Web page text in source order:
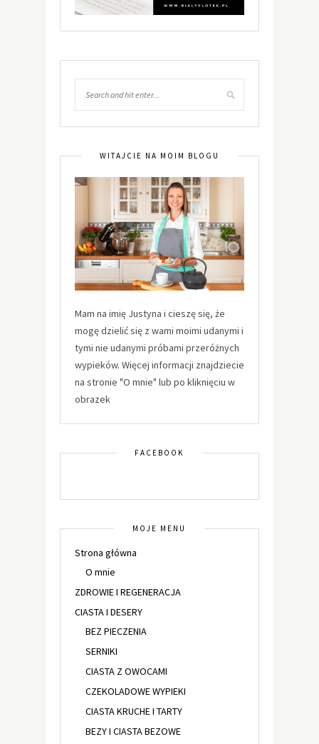
WITAJCIE NA MOIM BLOGU
Mam na imię Justyna i cieszę się, że
mogę dzielić się z wami moimi udanymi i
tymi nie udanymi próbami przeróżnych
wypieków. Więcej informacji znajdziecie
na stronie "O mnie" lub po kliknięciu w
obrazek
FACEBOOK
MOJE MENU
Strona główna
O mnie
ZDROWIE I REGENERACJA
CIASTA I DESERY
BEZ PIECZENIA
SERNIKI
CIASTA Z OWOCAMI
CZEKOLADOWE WYPIEKI
CIASTA KRUCHE I TARTY
BEZY I CIASTA BEZOWE